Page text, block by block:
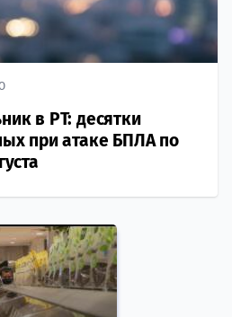
в РТ: десятки
при атаке БПЛА по